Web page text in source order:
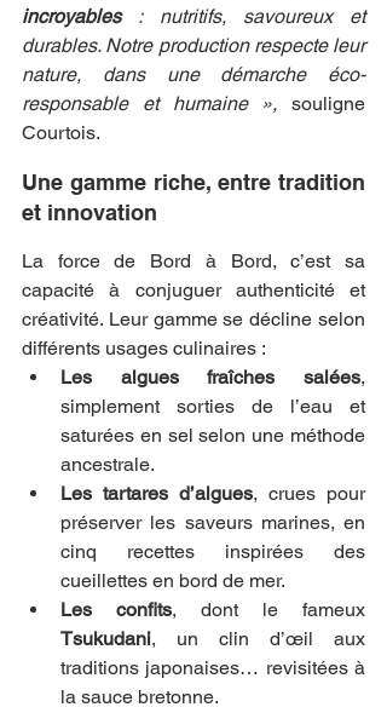
incroyables : nutritifs, savoureux et
durables. Notre production respecte leur
nature, dans une démarche éco-
responsable et humaine », souligne
Courtois.
Une gamme riche, entre tradition
et innovation
La force de Bord à Bord, c’est sa
capacité à conjuguer authenticité et
créativité. Leur gamme se décline selon
différents usages culinaires :
Les algues fraîches salées,
simplement sorties de l’eau et
saturées en sel selon une méthode
ancestrale.
Les tartares d’algues, crues pour
préserver les saveurs marines, en
cinq recettes inspirées des
cueillettes en bord de mer.
Les confits
Tsukudani, un clin d’œil aux
traditions japonaises… revisitées à
la sauce bretonne.